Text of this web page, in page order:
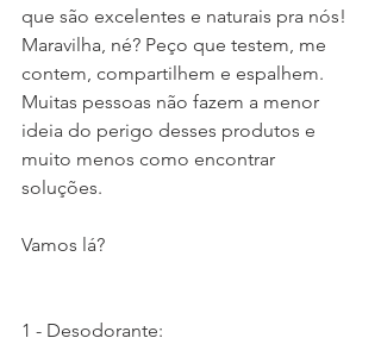
que são excelentes e naturais pra nós!
Maravilha, né? Peço que testem, me
contem, compartilhem e espalhem.
Muitas pessoas não fazem a menor
ideia do perigo desses produtos e
muito menos como encontrar
soluções.
Vamos lá?
1 - Desodorante: